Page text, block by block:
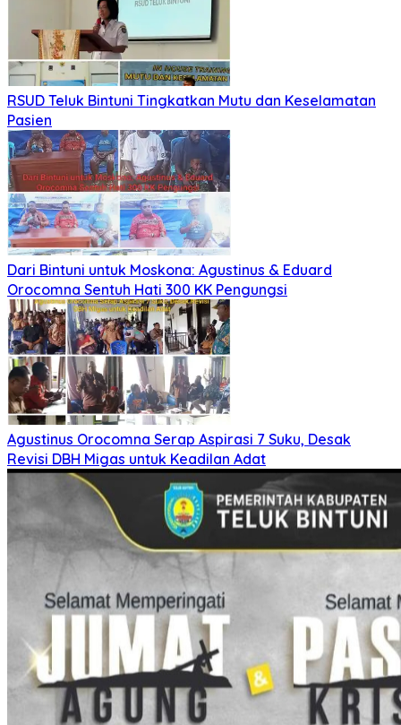
RSUD Teluk Bintuni Tingkatkan Mutu dan Keselamatan
Pasien
Dari Bintuni untuk Moskona: Agustinus & Eduard
Orocomna Sentuh Hati 300 KK Pengungsi
Agustinus Orocomna Serap Aspirasi 7 Suku, Desak
Revisi DBH Migas untuk Keadilan Adat